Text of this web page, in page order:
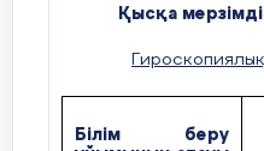
Қысқа
Білім беру